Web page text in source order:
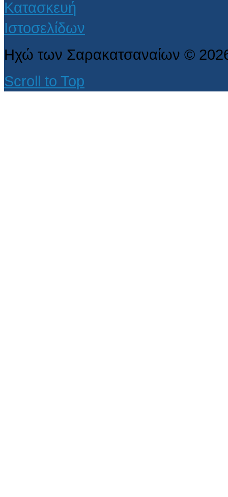
Ηχώ των Σαρακατσαναίων ©
Scroll to Top